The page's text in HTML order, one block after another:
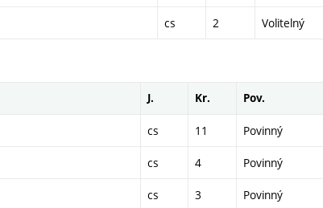
cs 2 Volitelný
J. Kr. Pov.
cs 11 Povinný
cs 4 Povinný
cs 3 Povinný